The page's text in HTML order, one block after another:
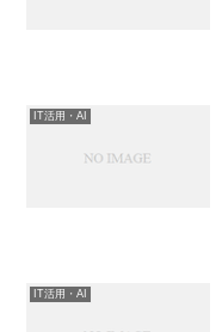
IT活用・AI
IT活用・AI